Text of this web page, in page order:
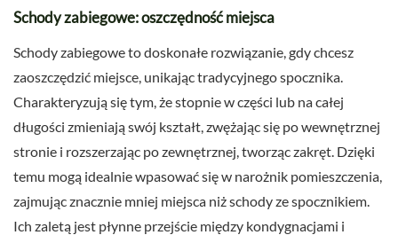
Schody zabiegowe: oszczędność miejsca
Schody zabiegowe to doskonałe rozwiązanie, gdy chcesz
zaoszczędzić miejsce, unikając tradycyjnego spocznika.
Charakteryzują się tym, że stopnie w części lub na całej
długości zmieniają swój kształt, zwężając się po wewnętrznej
stronie i rozszerzając po zewnętrznej, tworząc zakręt. Dzięki
temu mogą idealnie wpasować się w narożnik pomieszczenia,
zajmując znacznie mniej miejsca niż schody ze spocznikiem.
Ich zaletą jest płynne przejście między kondygnacjami i